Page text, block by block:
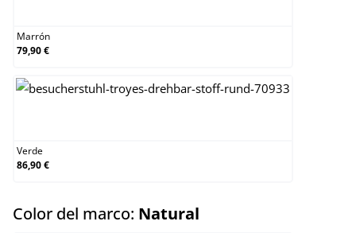
Marrón
79,90 €
Verde
86,90 €
Color del marco: Natural